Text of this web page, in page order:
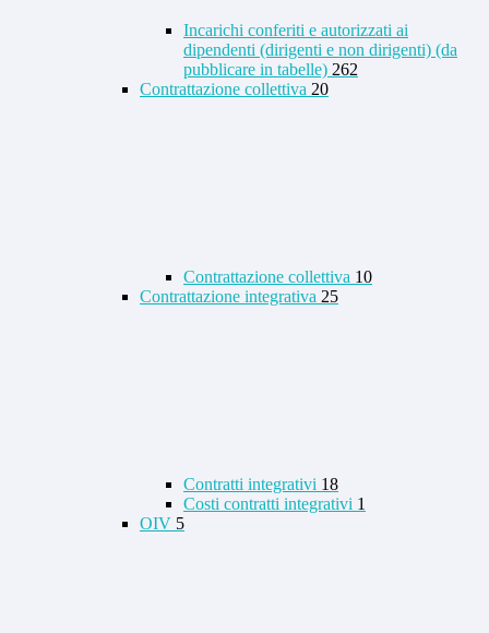
Incarichi conferiti e autorizzati ai
dipendenti (dirigenti e non dirigenti) (da
pubblicare in tabelle) 262
Contrattazione collettiva 20
Contrattazione collettiva 10
Contrattazione integrativa 25
Contratti integrativi 18
Costi contratti integrativi 1
OIV 5